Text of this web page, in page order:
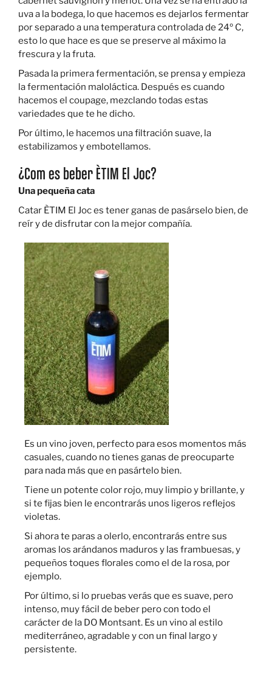
uva a la bodega, lo que hacemos es dejarlos fermentar
por separado a una temperatura controlada de 24º C,
esto lo que hace es que se preserve al máximo la
frescura y la fruta.
Pasada la primera fermentación, se prensa y empieza
la fermentación maloláctica. Después es cuando
hacemos el coupage, mezclando todas estas
variedades que te he dicho.
Por último, le hacemos una filtración suave, la
estabilizamos y embotellamos.
¿Com es beber ÈTIM El Joc?
Una pequeña cata
Catar ÈTIM El Joc es tener ganas de pasárselo bien, de
reír y de disfrutar con la mejor compañía.
Es un vino joven, perfecto para esos momentos más
casuales, cuando no tienes ganas de preocuparte
para nada más que en pasártelo bien.
Tiene un potente color rojo, muy limpio y brillante, y
si te fijas bien le encontrarás unos ligeros reflejos
violetas.
Si ahora te paras a olerlo, encontrarás entre sus
aromas los arándanos maduros y las frambuesas, y
pequeños toques florales como el de la rosa, por
ejemplo.
Por último, si lo pruebas verás que es suave, pero
intenso, muy fácil de beber pero con todo el
carácter de la DO Montsant. Es un vino al estilo
mediterráneo, agradable y con un final largo y
persistente.